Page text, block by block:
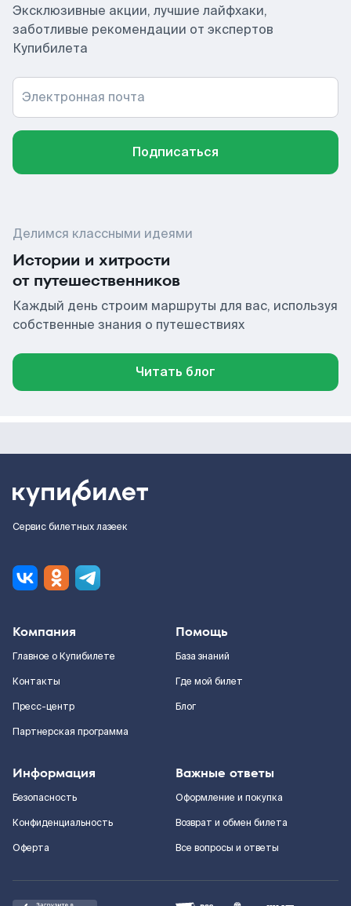
Эксклюзивные акции, лучшие лайфхаки,
заботливые рекомендации от экспертов
Купибилета
Электронная почта
Подписаться
Делимся классными идеями
Истории и хитрости
от путешественников
Каждый день строим маршруты для вас, используя
собственные знания о путешествиях
Читать блог
Сервис билетных лазеек
Компания
Главное о Купибилете
Контакты
Пресс-центр
Партнерская программа
Помощь
База знаний
Где мой билет
Блог
Информация
Безопасность
Конфиденциальность
Оферта
Важные ответы
Оформление и покупка
Возврат и обмен билета
Все вопросы и ответы